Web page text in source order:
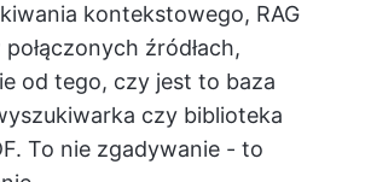
kontekstowego, RAG
źródłach,
od tego, czy jest to baza
czy biblioteka
To nie zgadywanie - to